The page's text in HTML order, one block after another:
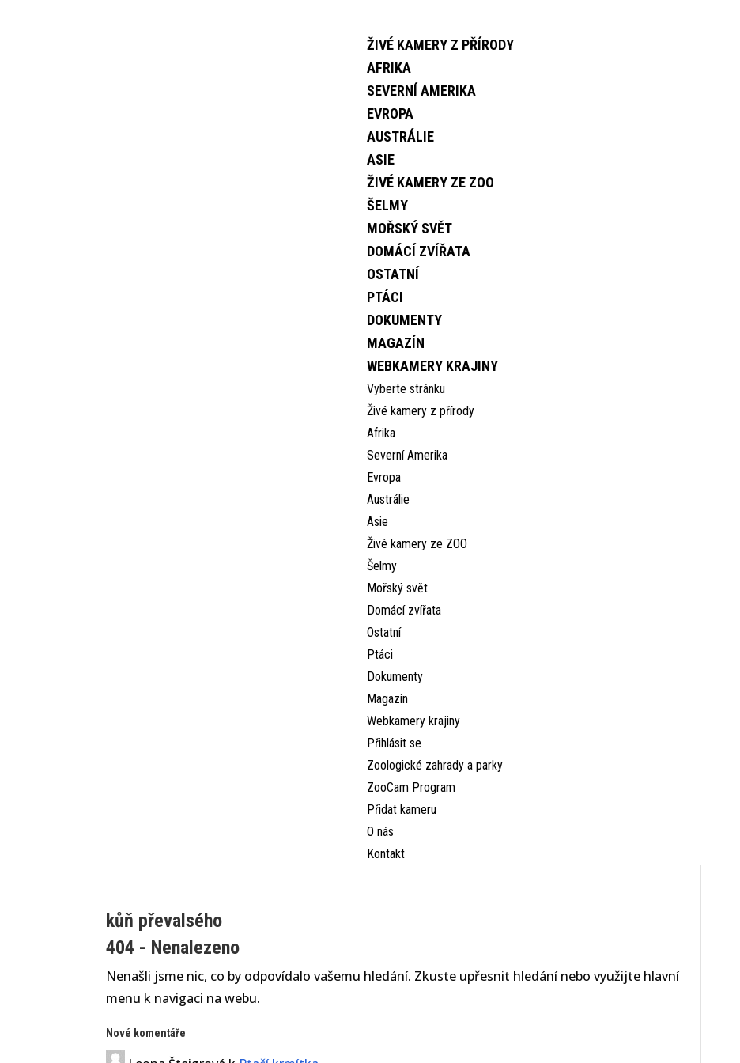
ŽIVÉ KAMERY Z PŘÍRODY
AFRIKA
SEVERNÍ AMERIKA
EVROPA
AUSTRÁLIE
ASIE
ŽIVÉ KAMERY ZE ZOO
ŠELMY
MOŘSKÝ SVĚT
DOMÁCÍ ZVÍŘATA
OSTATNÍ
PTÁCI
DOKUMENTY
MAGAZÍN
WEBKAMERY KRAJINY
Vyberte stránku
Živé kamery z přírody
Afrika
Severní Amerika
Evropa
Austrálie
Asie
Živé kamery ze ZOO
Šelmy
Mořský svět
Domácí zvířata
Ostatní
Ptáci
Dokumenty
Magazín
Webkamery krajiny
Přihlásit se
Zoologické zahrady a parky
ZooCam Program
Přidat kameru
O nás
Kontakt
kůň převalsého
404 - Nenalezeno
Nenašli jsme nic, co by odpovídalo vašemu hledání. Zkuste upřesnit hledání nebo využijte hlavní
menu k navigaci na webu.
Nové komentáře